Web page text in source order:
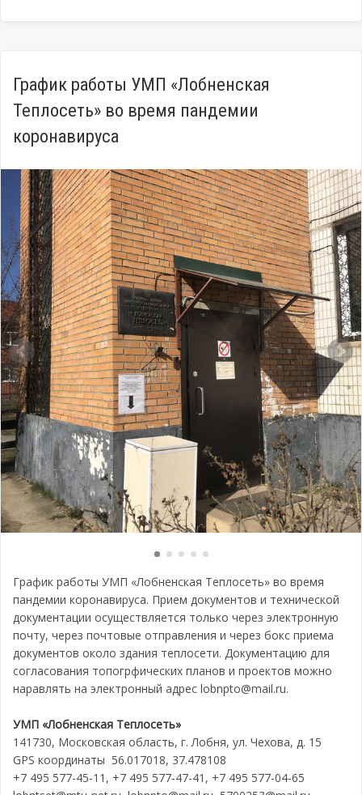
График работы УМП «Лобненская
Теплосеть» во время пандемии
коронавируса
График работы УМП «Лобненская Теплосеть» во время
пандемии коронавируса. Прием документов и технической
документации осуществляется только через электронную
почту, через почтовые отправления и через бокс приема
документов около здания теплосети. Документацию для
согласования топогрфических планов и проектов можно
наравлять на электронный адрес lobnpto@mail.ru.
УМП «Лобненская Теплосеть»
141730, Московская область, г. Лобня, ул. Чехова, д. 15
GPS координаты 56.017018, 37.478108
+7 495 577-45-11, +7 495 577‑47-41, +7 495 577-04-65